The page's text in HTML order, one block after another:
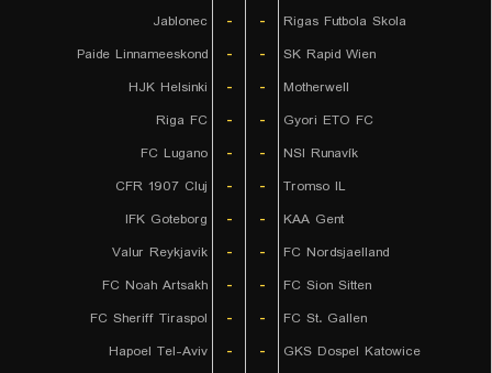
Jablonec
- -
Rigas Futbola Skola
Paide Linnameeskond
- -
SK Rapid Wien
HJK Helsinki
- -
Motherwell
Riga FC
- -
Gyori ETO FC
FC Lugano
- -
NSI Runavík
CFR 1907 Cluj
- -
Tromso IL
IFK Goteborg
- -
KAA Gent
Valur Reykjavik
- -
FC Nordsjaelland
FC Noah Artsakh
- -
FC Sion Sitten
FC Sheriff Tiraspol
- -
FC St. Gallen
Hapoel Tel-Aviv
- -
GKS Dospel Katowice